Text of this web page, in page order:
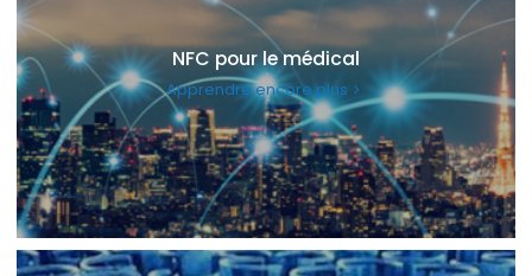
NFC pour le médical
Apprendre encore plus